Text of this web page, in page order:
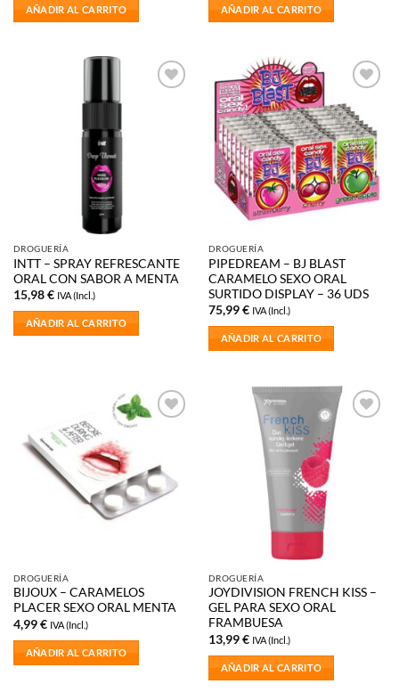
AÑADIR AL CARRITO AÑADIR AL CARRITO
DROGUERÍA
INTT – SPRAY REFRESCANTE
ORAL CON SABOR A MENTA
15,98€ IVA (Incl.)
AÑADIR AL CARRITO
Añadir
a la
lista de
deseos
DROGUERÍA
PIPEDREAM – BJ BLAST
CARAMELO SEXO ORAL
SURTIDO DISPLAY – 36 UDS
75,99€ IVA (Incl.)
AÑADIR AL CARRITO
deseos
DROGUERÍA
BIJOUX – CARAMELOS
PLACER SEXO ORAL MENTA
4,99€ IVA (Incl.)
AÑADIR AL CARRITO
DROGUERÍA
JOYDIVISION FRENCH KISS –
GEL PARA SEXO ORAL
FRAMBUESA
13,99€ IVA (Incl.)
AÑADIR AL CARRITO